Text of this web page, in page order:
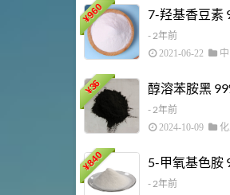
¥
960 7-羟基香豆素
- 2年前
2021-06-22
¥
36 醇溶苯胺黑
- 2年前
2024-10-09
¥
840 5-甲氧基色胺
- 2年前